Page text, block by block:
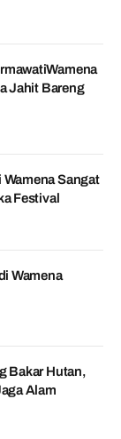
Jahit Bareng
Sangat
Festival
Wamena
Bakar Hutan,
Alam